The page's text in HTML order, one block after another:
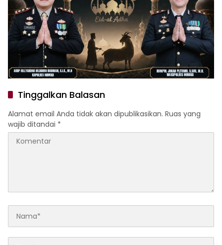
Tinggalkan Balasan
Alamat email Anda tidak akan dipublikasikan. Ruas yang
wajib ditandai *